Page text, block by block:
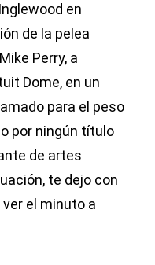
en
de la pelea
Perry, a
Dome, en un
para el peso
por ningún título
de artes
te dejo con
el minuto a